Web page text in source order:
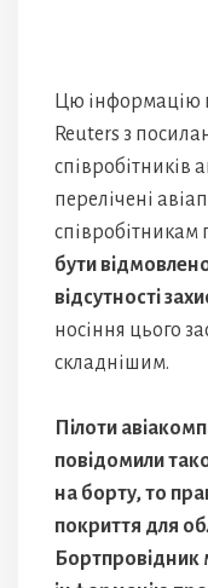
Цю інформацію
Reuters з
співробітників
перелічені
співробітникам
бути
відсутності
носіння цього
складнішим.
Пілоти
повідомили
на борту, то
покриття для